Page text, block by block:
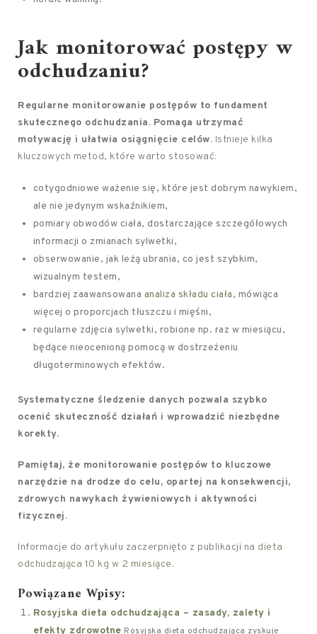
Jak monitorować postępy w
odchudzaniu?
Regularne monitorowanie postępów to fundament
skutecznego odchudzania. Pomaga utrzymać
motywację i ułatwia osiągnięcie celów. Istnieje kilka
kluczowych metod, które warto stosować:
cotygodniowe ważenie się, które jest dobrym nawykiem,
ale nie jedynym wskaźnikiem,
pomiary obwodów ciała, dostarczające szczegółowych
informacji o zmianach sylwetki,
obserwowanie, jak leżą ubrania, co jest szybkim,
wizualnym testem,
bardziej zaawansowana analiza składu ciała, mówiąca
więcej o proporcjach tłuszczu i mięśni,
regularne zdjęcia sylwetki, robione np. raz w miesiącu,
będące nieocenioną pomocą w dostrzeżeniu
długoterminowych efektów.
Systematyczne śledzenie danych pozwala szybko
ocenić skuteczność działań i wprowadzić niezbędne
korekty.
Pamiętaj, że monitorowanie postępów to kluczowe
narzędzie na drodze do celu, opartej na konsekwencji,
zdrowych nawykach żywieniowych i aktywności
fizycznej.
Informacje do artykułu zaczerpnięto z publikacji na dieta
odchudzająca 10 kg w 2 miesiące.
Powiązane Wpisy:
Rosyjska dieta odchudzająca – zasady, zalety i
efekty zdrowotne Rosyjska dieta odchudzająca zyskuje